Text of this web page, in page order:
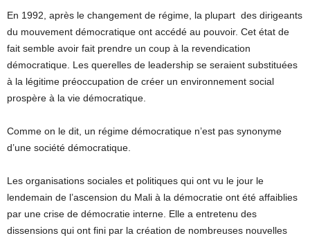
En 1992, après le changement de régime, la plupart des dirigeants
du mouvement démocratique ont accédé au pouvoir. Cet état de
fait semble avoir fait prendre un coup à la revendication
démocratique. Les querelles de leadership se seraient substituées
à la légitime préoccupation de créer un environnement social
prospère à la vie démocratique.
Comme on le dit, un régime démocratique n’est pas synonyme
d’une société démocratique.
Les organisations sociales et politiques qui ont vu le jour le
lendemain de l’ascension du Mali à la démocratie ont été affaiblies
par une crise de démocratie interne. Elle a entretenu des
dissensions qui ont fini par la création de nombreuses nouvelles